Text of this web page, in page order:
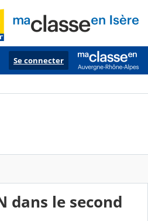
Se connecter
dans le second